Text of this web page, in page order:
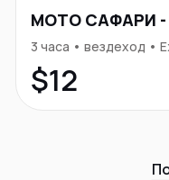
МОТО САФАРИ
3 часа • вездеход •
$12